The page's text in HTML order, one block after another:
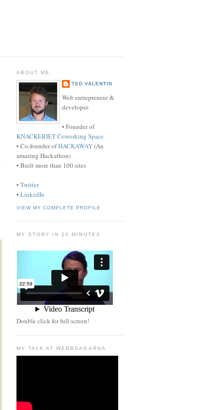
ABOUT ME
TED VALENTIN
Web entrepreneur &
developer.
• Founder of
KNACKERIET Coworking Space
• Co-founder ofHACKAWAY(An
amazing Hackathon)
• Built more than 100 sites
• Twitter
• LinkedIn
VIEW MY COMPLETE PROFILE
MY STORY IN 20 MINUTES
Double click for full screen!
MY TALK AT WEBBDAGARNA